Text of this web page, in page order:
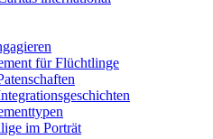
für Flüchtlinge
im Porträt